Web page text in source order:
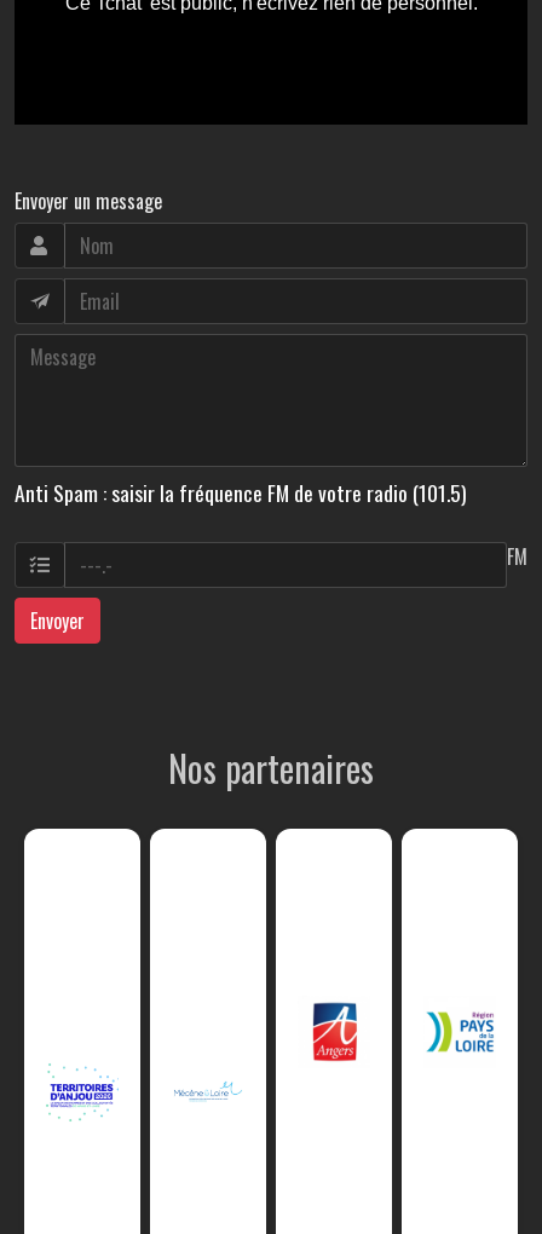
Envoyer un message
Anti Spam : saisir la fréquence FM de votre radio (101.5)
FM
Envoyer
Nos partenaires